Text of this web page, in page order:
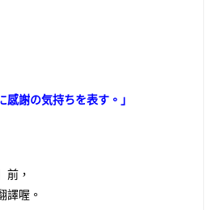
感謝の気持ちを表す。」
前，
譯喔。